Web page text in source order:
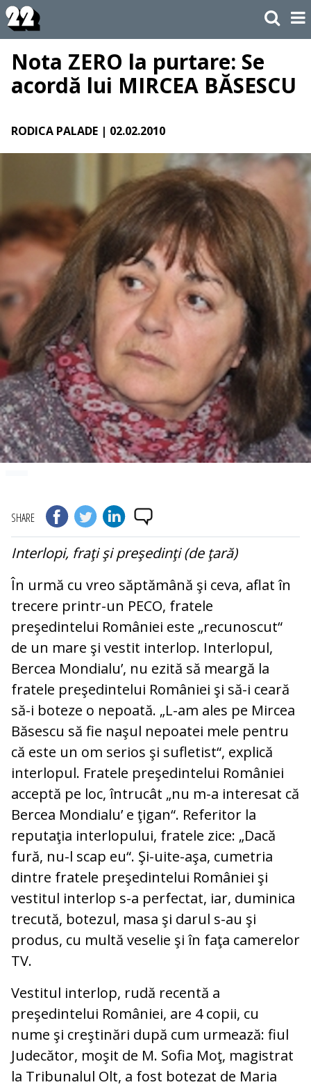
Nota ZERO la purtare: Se
acordă lui MIRCEA BĂSESCU
RODICA PALADE | 02.02.2010
SHARE
Interlopi, fraţi şi preşedinţi (de ţară)
În urmă cu vreo săptămână şi ceva, aflat în
trecere printr-un PECO, fratele
preşedintelui României este „recunoscut“
de un mare şi vestit interlop. Interlopul,
Bercea Mondialu’, nu ezită să meargă la
fratele preşedintelui României şi să-i ceară
să-i boteze o nepoată. „L-am ales pe Mircea
Băsescu să fie naşul nepoatei mele pentru
că este un om serios şi sufletist“, explică
interlopul. Fratele preşedintelui României
acceptă pe loc, întrucât „nu m-a interesat că
Bercea Mondialu’ e ţigan“. Referitor la
reputaţia interlopului, fratele zice: „Dacă
fură, nu-l scap eu“. Şi-uite-aşa, cumetria
dintre fratele preşedintelui României şi
vestitul interlop s-a perfectat, iar, duminica
trecută, botezul, masa şi darul s-au şi
produs, cu multă veselie şi în faţa camerelor
TV.
Vestitul interlop, rudă recentă a
preşedintelui României, are 4 copii, cu
nume şi creştinări după cum urmează: fiul
Judecător, moşit de M. Sofia Moţ, magistrat
la Tribunalul Olt, a fost botezat de Maria